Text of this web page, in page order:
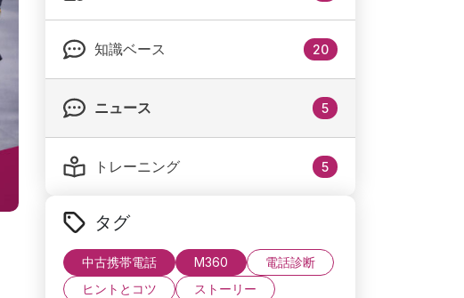
知識ベース 20
ニュース 5
トレーニング 5
タグ
中古携帯電話 M360
電話診断
ヒントとコツ
ストーリー